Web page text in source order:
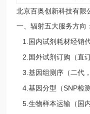
北京百奥创新科技有限
一、辐射五大服务方向：
1. 国内试剂耗材经销
2. 国外试剂订购（直
3.基因组测序（二代
4.基因分型（SNP检
5.生物样本运输（国